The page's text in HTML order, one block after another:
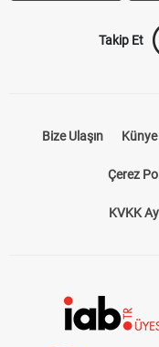
Takip Et
Bize Ulaşın Künye
Çerez
KVKK